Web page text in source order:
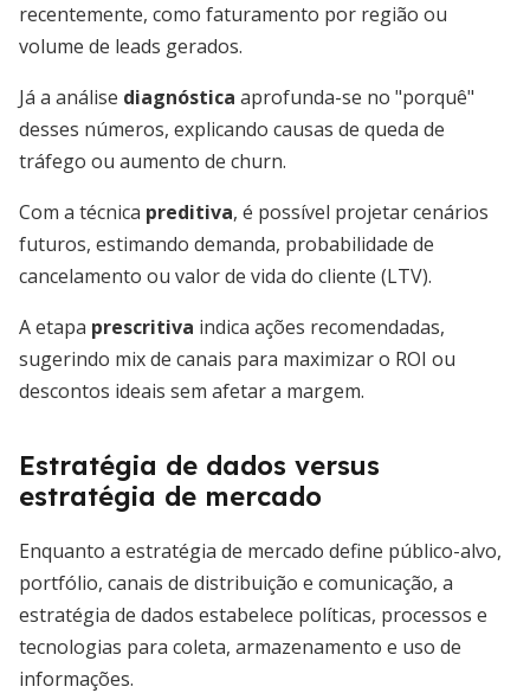
recentemente, como faturamento por região ou
volume de leads gerados.
Já a análise diagnóstica aprofunda-se no "porquê"
desses números, explicando causas de queda de
tráfego ou aumento de churn.
Com a técnica preditiva, é possível projetar cenários
futuros, estimando demanda, probabilidade de
cancelamento ou valor de vida do cliente (LTV).
A etapa prescritiva indica ações recomendadas,
sugerindo mix de canais para maximizar o ROI ou
descontos ideais sem afetar a margem.
Estratégia de dados versus
estratégia de mercado
Enquanto a estratégia de mercado define público-alvo,
portfólio, canais de distribuição e comunicação, a
estratégia de dados estabelece políticas, processos e
tecnologias para coleta, armazenamento e uso de
informações.